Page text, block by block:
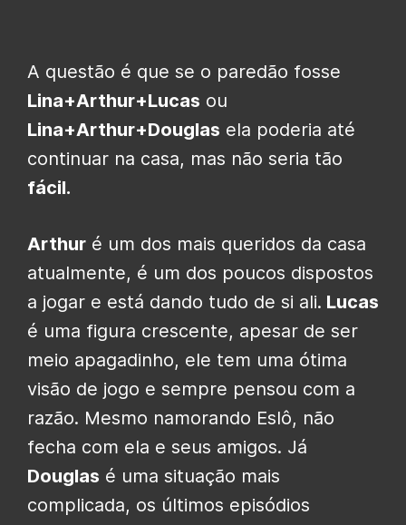
A questão é que se o paredão fosse
Lina+Arthur+Lucas ou
Lina+Arthur+Douglas ela poderia até
continuar na casa, mas não seria tão
fácil.
Arthur é um dos mais queridos da casa
atualmente, é um dos poucos dispostos
a jogar e está dando tudo de si ali. Lucas
é uma figura crescente, apesar de ser
meio apagadinho, ele tem uma ótima
visão de jogo e sempre pensou com a
razão. Mesmo namorando Eslô, não
fecha com ela e seus amigos. Já
Douglas é uma situação mais
complicada, os últimos episódios